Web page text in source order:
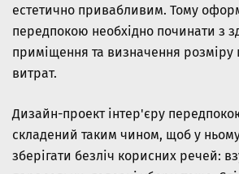
естетично привабливим. Тому
передпокою необхідно починати з
приміщення та визначення розміру
витрат.
Дизайн-проект інтер'єру
складений таким чином, щоб у
зберігати безліч корисних речей: